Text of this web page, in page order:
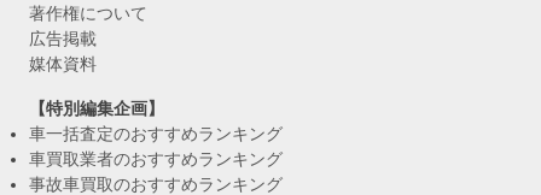
著作権について
広告掲載
媒体資料
【特別編集企画】
車一括査定のおすすめランキング
車買取業者のおすすめランキング
事故車買取のおすすめランキング